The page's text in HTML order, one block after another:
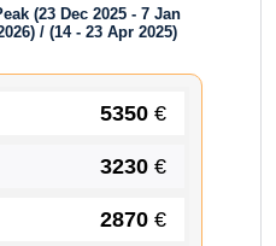
(23 Dec 2025 - 7 Jan
/ (14 - 23 Apr 2025)
5350 €
3230 €
2870 €